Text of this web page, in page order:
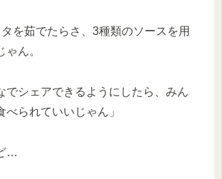
タを茹でたらさ、3種類のソースを用
ん。
シェアできるようにしたら、みん
べられていいじゃん」
…